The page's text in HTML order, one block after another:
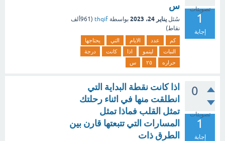
تصويتات
1
إجابة
س
سُئل يناير 24، 2023 بواسطة thqif
( 961ألف
نقاط)
كم عدد الايام التي
يحتاجها
النبات
لينمو اذا كانت
درجة
حراره
٢٥ س
0
تصويتات
1
إجابة
اذا كانت نقطة البداية التي
انطلقت منها في اثناء رحلتك
تمثل القلب فماذا تمثل
المسارات التي تتبعتها قارن بين
الطرق ذات